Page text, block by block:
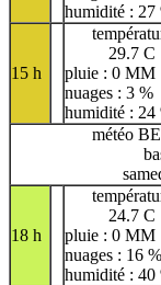
humidité : 27
15 h
29.7 C
pluie : 0 MM
nuages : 3 %
humidité : 24
météo
18 h
24.7 C
pluie : 0 MM
nuages : 16 %
humidité : 40